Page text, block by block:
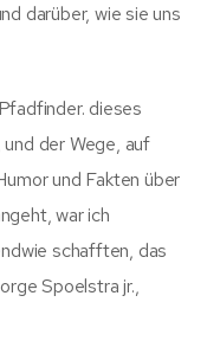
darüber, wie sie uns
dieses
der Wege, auf
und Fakten über
war ich
schafften, das
Spoelstra jr.,